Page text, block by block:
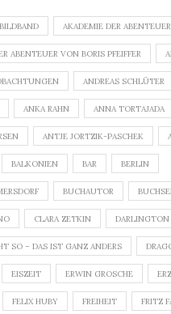
AKADEMIE DER ABENTEUER
ABENTEUER VON BORIS PFEIFFER
ANDREAS SCHLÜTER
ANKA RAHN ANNA TORTAJADA
ANTJE JORTZIK-PASCHEK
BALKONIEN BAR BERLIN
BUCHAUTOR
CLARA ZETKIN DARLINGTON
SO – DAS IST GANZ ANDERS
EISZEIT ERWIN GROSCHE
FELIX HUBY FREIHEIT FRITZ